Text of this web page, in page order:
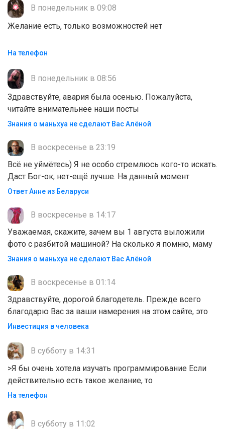
В понедельник в 09:08
Желание есть, только возможностей нет
На телефон
В понедельник в 08:56
Здравствуйте, авария была осенью. Пожалуйста,
читайте внимательнее наши посты
Знания о маньхуа не сделают Вас Алëной
В воскресенье в 23:19
Всё не уймётесь) Я не особо стремлюсь кого-то искать.
Даст Бог-ок; нет-ещё лучше. На данный момент
Ответ Анне из Беларуси
В воскресенье в 14:17
Уважаемая, скажите, зачем вы 1 августа выложили
фото с разбитой машиной? На сколько я помню, маму
Знания о маньхуа не сделают Вас Алëной
В воскресенье в 01:14
Здравствуйте, дорогой благодетель. Прежде всего
благодарю Вас за ваши намерения на этом сайте, это
Инвестиция в человека
В субботу в 14:31
>Я бы очень хотела изучать программирование Если
действительно есть такое желание, то
На телефон
В субботу в 11:02